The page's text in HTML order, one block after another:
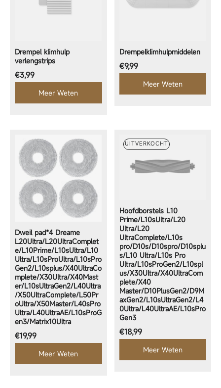
Drempel klimhulp
verlengstrips
Normale prijs
€3,99
Meer Weten
Drempelklimhulpmiddelen
Normale prijs
€9,99
Meer Weten
Dweil pad*4 Dreame
L20Ultra/L20UltraComplet
e/L10Prime/L10sUltra/L10
Ultra/L10sProUltra/L10sPro
Gen2/L10splus/X40UltraCo
mplete/X30Ultra/X40Mast
er/L10sUltraGen2/L40Ultra
/X50UltraComplete/L50Pr
oUltra/X50Master/L40sPro
Ultra/L40UltraAE/L10sProG
en3/Matrix10Ultra
Normale prijs
€19,99
Meer Weten
UITVERKOCHT
Hoofdborstels L10
Prime/L10sUltra/L20
Ultra/L20
UltraComplete/L10s
pro/D10s/D10spro/D10splu
s/L10 Ultra/L10s Pro
Ultra/L10sProGen2/L10spl
us/X30Ultra/X40UltraCom
plete/X40
Master/D10PlusGen2/D9M
axGen2/L10sUltraGen2/L4
0Ultra/L40UltraAE/L10sPro
Gen3
Normale prijs
€18,99
Meer Weten